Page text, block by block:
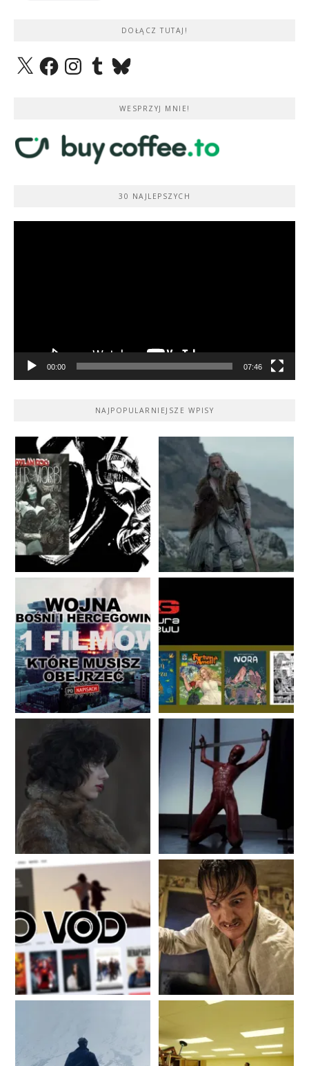
DOŁĄCZ TUTAJ!
X FacebookInstagramTumblrBluesky
WESPRZYJ MNIE!
30 NAJLEPSZYCH
00:00 07:46
NAJPOPULARNIEJSZE WPISY